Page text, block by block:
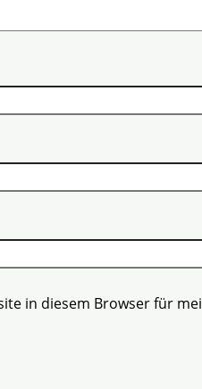
in diesem Browser für